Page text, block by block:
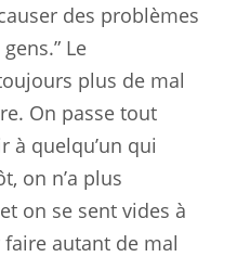
des problèmes
Le
plus de mal
On passe tout
à quelqu’un qui
on n’a plus
on se sent vides à
autant de mal